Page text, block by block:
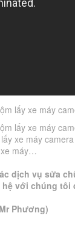
lấy xe máy
lấy xe máy
xe máy
máy…
dịch vụ sửa
hệ với chúng
Phương)